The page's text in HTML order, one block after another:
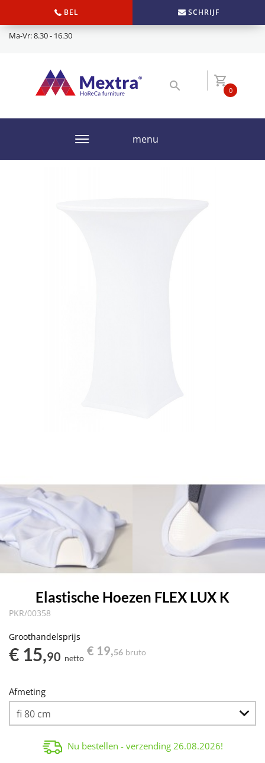
BEL SCHRIJF
Ma-Vr: 8.30 - 16.30
0
menu
Elastische Hoezen FLEX LUX K
PKR/00358
Groothandelsprijs
€ 15,90 netto
€ 19,56 bruto
Afmeting
Nu bestellen - verzending 26.08.2026!